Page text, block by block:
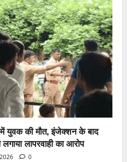
में युवक की मौत, इंजेक्शन के बाद
लापरवाही का आरोप
0